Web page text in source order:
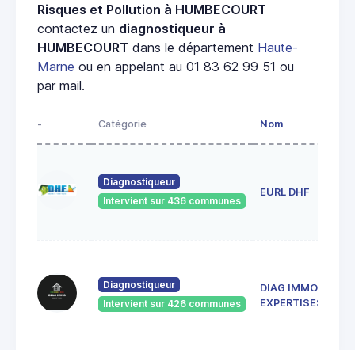
Risques et Pollution à HUMBECOURT
contactez un diagnostiqueur à
HUMBECOURT dans le département Haute-
Marne ou en appelant au 01 83 62 99 51 ou
par mail.
- Catégorie Nom
Diagnostiqueur
Intervient sur 436 communes
EURL DHF
Diagnostiqueur
Intervient sur 426 communes
DIAG IMMO
EXPERTISES